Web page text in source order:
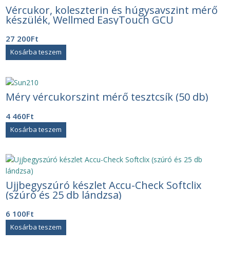
Vércukor, koleszterin és húgysavszint mérő
készülék, Wellmed EasyTouch GCU
27 200Ft
Kosárba teszem
Méry vércukorszint mérő tesztcsík (50 db)
4 460Ft
Kosárba teszem
Ujjbegyszúró készlet Accu-Check Softclix
(szúró és 25 db lándzsa)
6 100Ft
Kosárba teszem